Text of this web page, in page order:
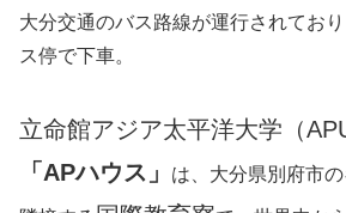
大分交通のバス路線が運行されており
ス停で下車。
立命館アジア太平洋大学（
「APハウス」
は、大分県別府市